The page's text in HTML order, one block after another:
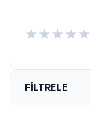
★★★★★
FILTRELE